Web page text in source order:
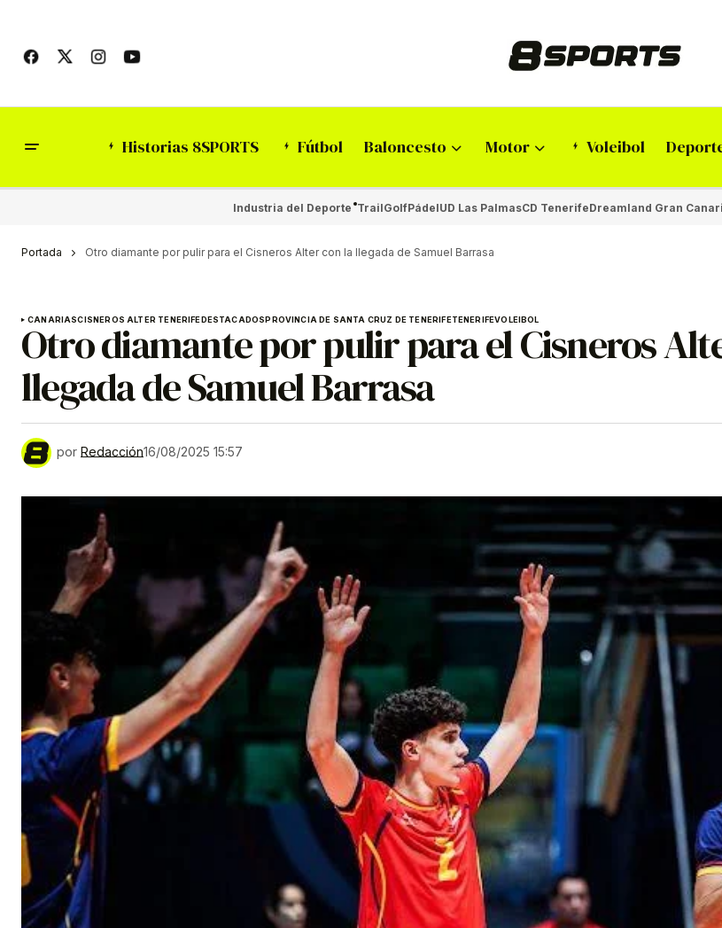
Historias 8SPORTS Fútbol Baloncesto Motor Voleibol
Industria del Deporte TrailGolfPádelUD Las PalmasCD TenerifeDreamland Gran
Portada Otro diamante por pulir para el Cisneros Alter con la llegada de Samuel Barrasa
CANARIASCISNEROS ALTER TENERIFEDESTACADOSPROVINCIA DE SANTA CRUZ DE TENERIFETENERIFEVOLEIBOL
Otro diamante por pulir para el Cisneros
llegada de Samuel Barrasa
por Redacción16/08/2025 15:57